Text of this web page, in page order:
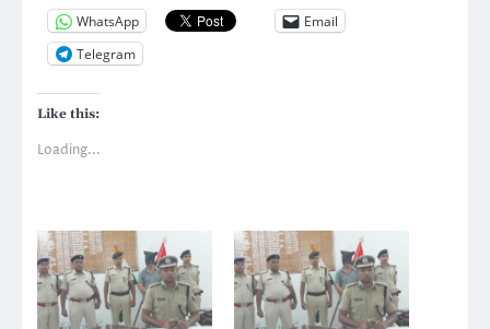
WhatsApp
Email
Telegram
Like this:
Loading...